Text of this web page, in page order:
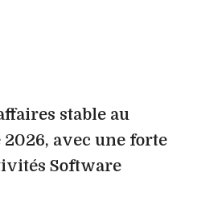
stable au
avec une forte
Software